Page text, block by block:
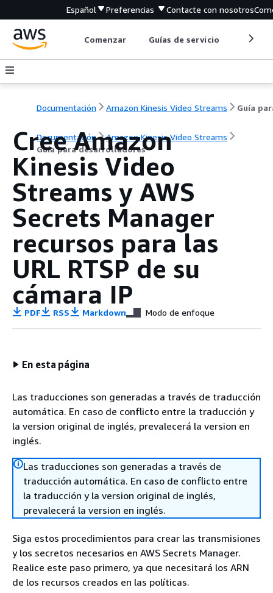
Español Preferencias Contacte con nosotros
Comenzar Guías de servicio
Documentación Amazon Kinesis Video Streams
Documentación
Amazon Kinesis Video Streams
Guía para desarrolladores
Cree Amazon
Kinesis Video
Streams y AWS
Secrets Manager
recursos para las
URL RTSP de su
cámara IP
PDF RSS Markdown Modo de enfoque
En esta página
Las traducciones son generadas a través de traducción
automática. En caso de conflicto entre la traducción y
la version original de inglés, prevalecerá la version en
inglés.
Las traducciones son generadas a través de
traducción automática. En caso de conflicto entre
la traducción y la version original de inglés,
prevalecerá la version en inglés.
Siga estos procedimientos para crear las transmisiones
y los secretos necesarios en AWS Secrets Manager.
Realice este paso primero, ya que necesitará los ARN
de los recursos creados en las políticas.